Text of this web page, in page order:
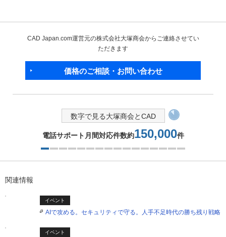
CAD Japan.com運営元の株式会社大塚商会からご連絡させてい
ただきます
価格のご相談・お問い合わせ
数字で見る大塚商会とCAD
電話サポート月間対応件数約150,000件
関連情報
イベント
AIで攻める。セキュリティで守る。人手不足時代の勝ち残り戦略
イベント